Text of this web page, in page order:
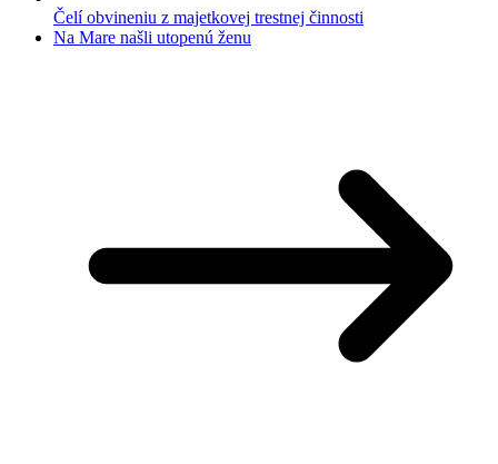
Čelí obvineniu z majetkovej trestnej činnosti
Na Mare našli utopenú ženu